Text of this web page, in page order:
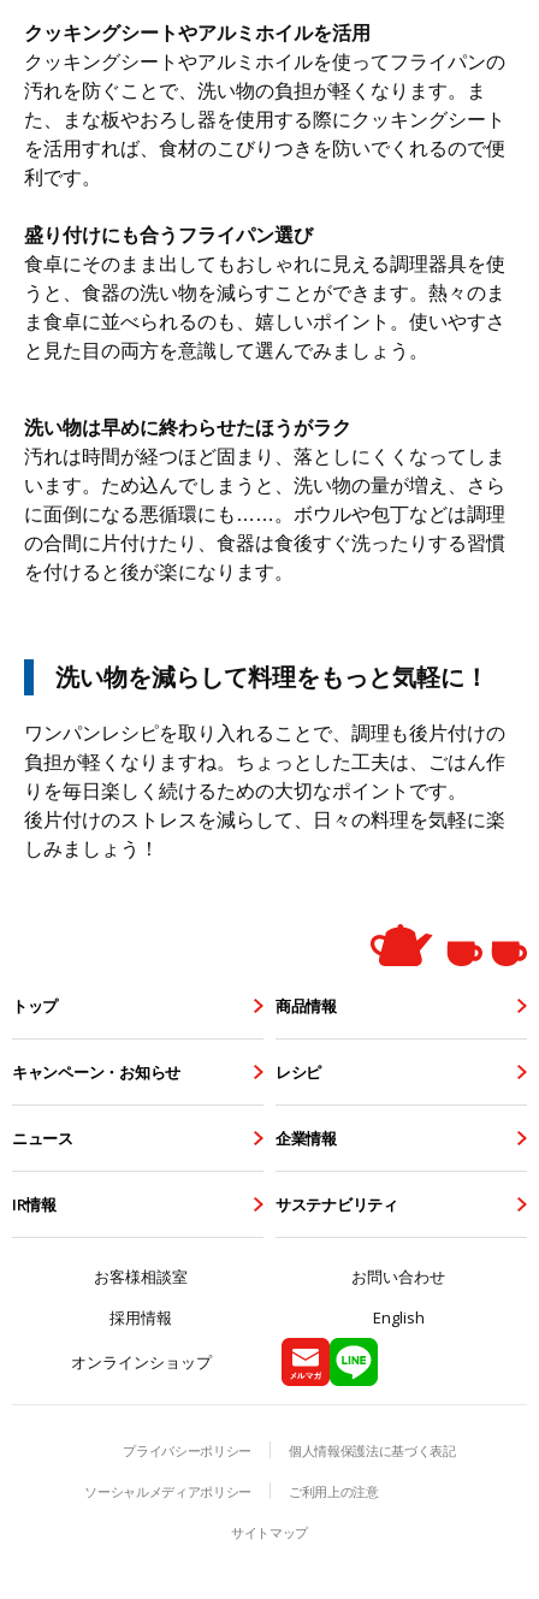
クッキングシートやアルミホイルを活用
クッキングシートやアルミホイルを使ってフライパンの
汚れを防ぐことで、洗い物の負担が軽くなります。ま
た、まな板やおろし器を使用する際にクッキングシート
を活用すれば、食材のこびりつきを防いでくれるので便
利です。
盛り付けにも合うフライパン選び
食卓にそのまま出してもおしゃれに見える調理器具を使
うと、食器の洗い物を減らすことができます。熱々のま
ま食卓に並べられるのも、嬉しいポイント。使いやすさ
と見た目の両方を意識して選んでみましょう。
洗い物は早めに終わらせたほうがラク
汚れは時間が経つほど固まり、落としにくくなってしま
います。ため込んでしまうと、洗い物の量が増え、さら
に面倒になる悪循環にも……。ボウルや包丁などは調理
の合間に片付けたり、食器は食後すぐ洗ったりする習慣
を付けると後が楽になります。
洗い物を減らして料理をもっと気軽に！
ワンパンレシピを取り入れることで、調理も後片付けの
負担が軽くなりますね。ちょっとした工夫は、ごはん作
りを毎日楽しく続けるための大切なポイントです。
後片付けのストレスを減らして、日々の料理を気軽に楽
しみましょう！
トップ 商品情報
キャンペーン・お知らせ レシピ
ニュース 企業情報
IR情報 サステナビリティ
お客様相談室
お問い合わせ
採用情報
English
オンラインショップ
プライバシーポリシー 個人情報保護法に基づく表記
ソーシャルメディアポリシー ご利用上の注意
サイトマップ